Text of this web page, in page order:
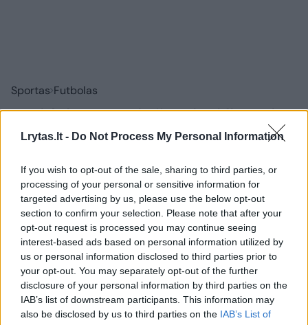
Lrytas.lt - Do Not Process My Personal Information
If you wish to opt-out of the sale, sharing to third parties, or
processing of your personal or sensitive information for
targeted advertising by us, please use the below opt-out
section to confirm your selection. Please note that after your
opt-out request is processed you may continue seeing
interest-based ads based on personal information utilized by
us or personal information disclosed to third parties prior to
your opt-out. You may separately opt-out of the further
disclosure of your personal information by third parties on the
IAB’s list of downstream participants. This information may
also be disclosed by us to third parties on the IAB’s List of
Sportas Futbolas
„Hajduk“ treneris žavėjosi lietuvių
fanų elgesiu: „Buvau nustebęs“
2026 m. rugpjūčio 6 d. 20:13
Lrytas.lt
Po stebuklu Liepkalnyje pramintų
rungtynių praėjusią savaitę Vilniaus
„Žalgiris“ patyrė labai skaudų
pralaimėjimą – savų sirgalių akivaizdoje